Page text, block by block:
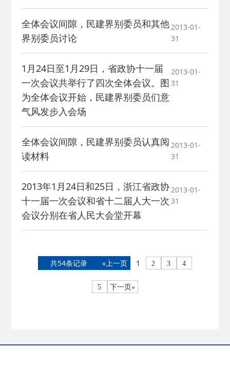
全体会议间隙，民建界别委员和其他
界别委员讨论
2013-01-
31
1月24日至1月29日，省政协十一届
一次会议共举行了四次全体会议。图
为全体会议开始，民建界别委员们意
气风发步入会场
2013-01-
31
全体会议间隙，民建界别委员认真阅
读材料
2013-01-
31
2013年1月24日和25日，浙江省政协
十一届一次会议和省十二届人大一次
会议分别在省人民大会堂开幕
2013-01-
31
共54条记录 «上一页 1 2 3 4
5 下一页»